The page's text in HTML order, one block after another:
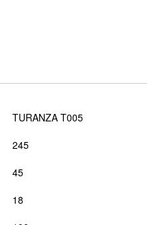
TURANZA T005
245
45
18